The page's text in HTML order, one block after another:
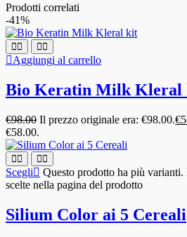
Prodotti correlati
-41%
Aggiungi al carrello
Bio Keratin Milk Kleral
€98.00 Il prezzo originale era: €98.00.€
€58.00.
Scegli
Questo prodotto ha più varianti.
scelte nella pagina del prodotto
Silium Color ai 5 Cereali